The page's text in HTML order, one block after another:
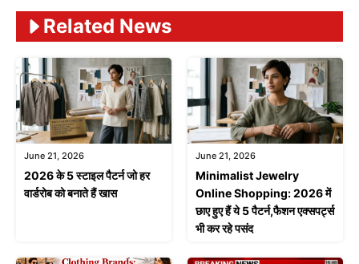
Related News
June 21, 2026
2026 के 5 स्टाइल पैटर्न जो हर
वार्डरोब को बनाते हैं खास
June 21, 2026
Minimalist Jewelry
Online Shopping: 2026 में
छाए हुए हैं ये 5 पैटर्न,फैशन एक्सपर्ट्स
भी कर रहे पसंद